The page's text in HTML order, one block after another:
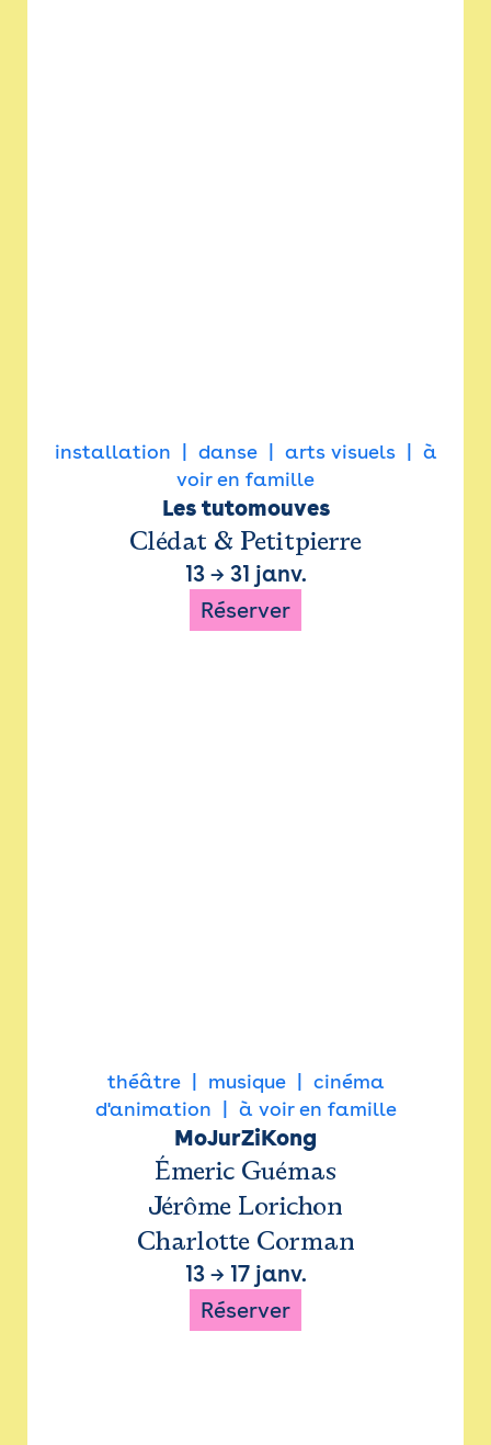
installation danse arts visuels
à
voir en famille
Les tutomouves
Clédat & Petitpierre
13→ 31 janv.
Réserver
théâtre musique
cinéma
d'animation
à voir en famille
MoJurZiKong
Émeric Guémas
Jérôme Lorichon
Charlotte Corman
13→ 17 janv.
Réserver